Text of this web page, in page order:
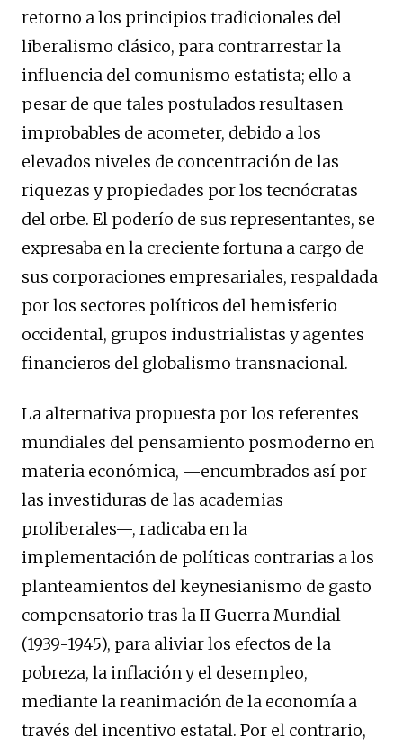
retorno a los principios tradicionales del
liberalismo clásico, para contrarrestar la
influencia del comunismo estatista; ello a
pesar de que tales postulados resultasen
improbables de acometer, debido a los
elevados niveles de concentración de las
riquezas y propiedades por los tecnócratas
del orbe. El poderío de sus representantes, se
expresaba en la creciente fortuna a cargo de
sus corporaciones empresariales, respaldada
por los sectores políticos del hemisferio
occidental, grupos industrialistas y agentes
financieros del globalismo transnacional.
La alternativa propuesta por los referentes
mundiales del pensamiento posmoderno en
materia económica, —encumbrados así por
las investiduras de las academias
proliberales—, radicaba en la
implementación de políticas contrarias a los
planteamientos del keynesianismo de gasto
compensatorio tras la II Guerra Mundial
(1939-1945), para aliviar los efectos de la
pobreza, la inflación y el desempleo,
mediante la reanimación de la economía a
través del incentivo estatal. Por el contrario,